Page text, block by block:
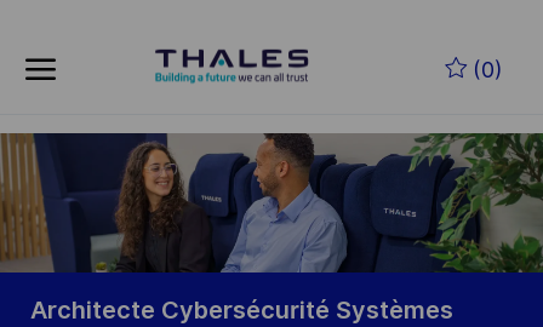
(0)
-
Architecte Cybersécurité Systèmes